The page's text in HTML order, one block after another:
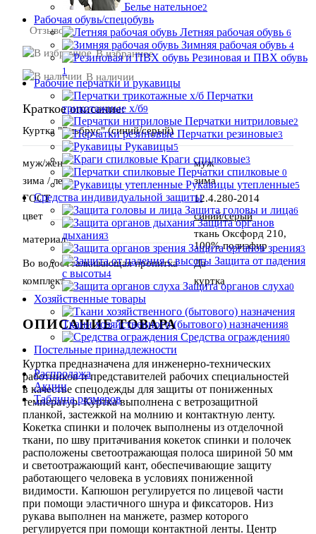
Белье нательное2
Рабочая обувь/спецобувь
Летняя рабочая обувь 6
Зимняя рабочая обувь 4
Резиновая и ПВХ обувь
1
Рабочие перчатки и рукавицы
Перчатки
трикотажные х/б9
Перчатки нитриловые2
Перчатки резиновые3
Рукавицы5
Краги спилковые3
Перчатки спилковые 0
Рукавицы утепленные5
Средства индивидуальной защиты
Защита головы и лица6
Защита органов
дыхания3
Защита органов зрения3
Защита от падения
с высоты4
Защита органов слуха0
Хозяйственные товары
Ткани хозяйственного (бытового) назначения8
Средства ограждения0
Постельные принадлежности
Распродажа
Акции
Таблица размеров
Отзывов:
В избранное
В наличии
Краткое описание:
Куртка "Эльбрус" (синий/серый)
муж/жен
муж
зима / лето
зима
ГОСТ
12.4.280-2014
цвет
синий/серый
материал
ткань Оксфорд 210,
100% полиэфир
Во водоотталкивающая пропитка
Да
комплект
куртка
ОПИСАНИЕ ТОВАРА
Куртка предназначена для инженерно-технических
работников и представителей рабочих специальностей
в качестве спецодежды для защиты от пониженных
температур. Куртка выполнена с ветрозащитной
планкой, застежкой на молнию и контактную ленту.
Кокетка спинки и полочек выполнены из отделочной
ткани, по шву притачивания кокеток спинки и полочек
расположены светоотражающая полоса шириной 50 мм
и светоотражающий кант, обеспечивающие защиту
работающего человека в условиях пониженной
видимости. Капюшон регулируется по лицевой части
при помощи эластичного шнура и фиксаторов. Низ
рукава выполнен на манжете, размер которого
регулируется при помощи контактной ленты. Центр